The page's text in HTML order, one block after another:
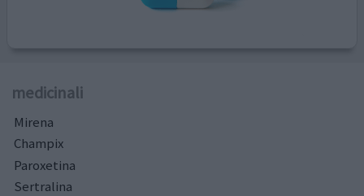
medicinali
Mirena
Champix
Paroxetina
Sertralina